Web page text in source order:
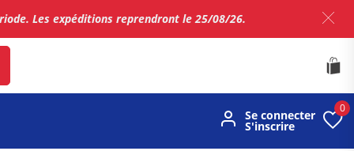
Les expéditions reprendront le 25/08/26.
Se connecter
S'inscrire
0